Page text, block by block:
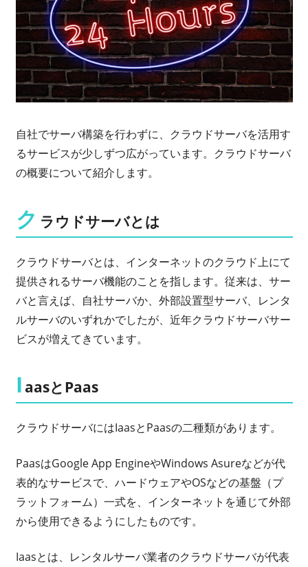
自社でサーバ構築を行わずに、クラウドサーバを活用す
るサービスが少しずつ広がっています。クラウドサーバ
の概要について紹介します。
ク ラウドサーバとは
クラウドサーバとは、インターネットのクラウド上にて
提供されるサーバ機能のことを指します。従来は、サー
バと言えば、自社サーバか、外部設置型サーバ、レンタ
ルサーバのいずれかでしたが、近年クラウドサーバサー
ビスが増えてきています。
I aasとPaas
クラウドサーバにはIaasとPaasの二種類があります。
PaasはGoogle App EngineやWindows Asureなどが代
表的なサービスで、ハードウェアやOSなどの基盤（プ
ラットフォーム）一式を、インターネットを通じて外部
から使用できるようにしたものです。
Iaasとは、レンタルサーバ業者のクラウドサーバが代表